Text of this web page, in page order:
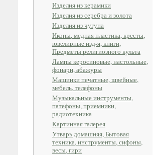
Изделия из керамики
Изделия из серебра и золота
Изделия из чугуна
Иконы, медная пластика, кресты,
ювелирные изд-я, книги,
Предметы религиозного культа
Лампы керосиновые, настольные,
фонари, абажуры
Машинки печатные, швейные,
мебель, телефоны
Музыкальные инструменты,
патефоны, приемники,
радиотехника
Картинная галерея
Утварь домашняя, Бытовая
техника, инструменты, сифоны,
весы, гири